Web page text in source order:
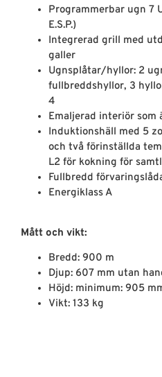
Programmerbar ugn 7
E.S.P.)
Integrerad grill med
galler
Ugnsplåtar/hyllor: 2
fullbreddshyllor, 3
4
Emaljerad interiör
Induktionshäll med 5
och två förinställda
L2 för kokning för
Fullbredd
Energiklass A
Mått och vikt:
Bredd: 900 m
Djup: 607 mm utan
Höjd: minimum: 905
Vikt: 133 kg